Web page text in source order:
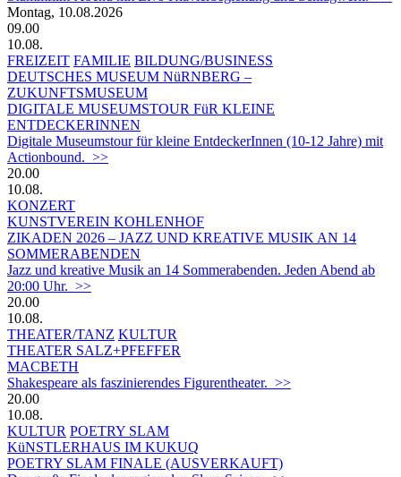
Montag, 10.08.2026
09.00
10.08.
FREIZEIT FAMILIE BILDUNG/BUSINESS
DEUTSCHES MUSEUM NüRNBERG –
ZUKUNFTSMUSEUM
DIGITALE MUSEUMSTOUR FüR KLEINE
ENTDECKERINNEN
Digitale Museumstour für kleine EntdeckerInnen (10-12 Jahre) mit
Actionbound. >>
20.00
10.08.
KONZERT
KUNSTVEREIN KOHLENHOF
ZIKADEN 2026 – JAZZ UND KREATIVE MUSIK AN 14
SOMMERABENDEN
Jazz und kreative Musik an 14 Sommerabenden. Jeden Abend ab
20:00 Uhr. >>
20.00
10.08.
THEATER/TANZ KULTUR
THEATER SALZ+PFEFFER
MACBETH
Shakespeare als faszinierendes Figurentheater. >>
20.00
10.08.
KULTUR POETRY SLAM
KüNSTLERHAUS IM KUKUQ
POETRY SLAM FINALE (AUSVERKAUFT)